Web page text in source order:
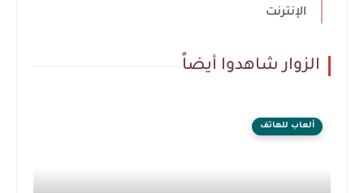
الإنترنت
الزوار شاهدوا أيضاً
ألعاب للهاتف